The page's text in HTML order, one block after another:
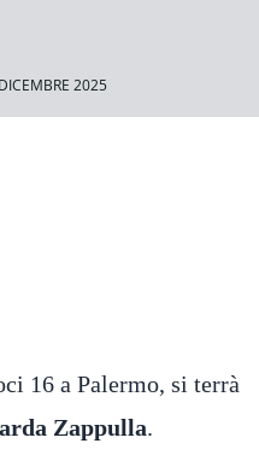
2025
16 a Palermo, si terrà
Zappulla.